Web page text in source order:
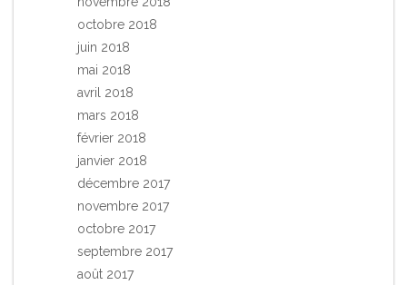
octobre 2018
juin 2018
mai 2018
avril 2018
mars 2018
février 2018
janvier 2018
décembre 2017
novembre 2017
octobre 2017
septembre 2017
août 2017